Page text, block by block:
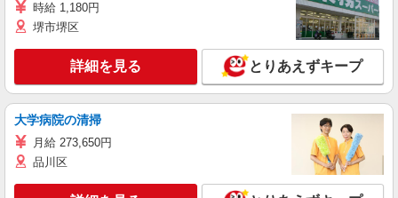
時給 1,180円
堺市堺区
詳細を見る とりあえずキープ
大学病院の清掃
月給 273,650円
品川区